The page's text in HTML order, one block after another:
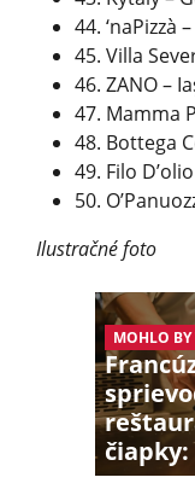
44. ‘naPizzà
45. Villa
46. ZANO –
47. Mamma
48. Bottega
49. Filo
50.
Ilustračné foto
MOHLO BY
čiapky: